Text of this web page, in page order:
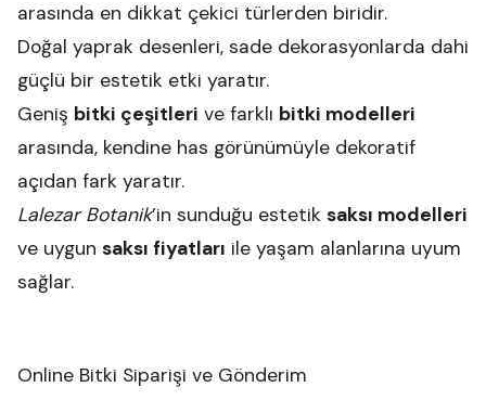
arasında en dikkat çekici türlerden biridir.
Doğal yaprak desenleri, sade dekorasyonlarda dahi
güçlü bir estetik etki yaratır.
Geniş bitki çeşitleri ve farklı bitki modelleri
arasında, kendine has görünümüyle dekoratif
açıdan fark yaratır.
Lalezar Botanik’in sunduğu estetik saksı modelleri
ve uygun saksı fiyatları ile yaşam alanlarına uyum
sağlar.
Online Bitki Siparişi ve Gönderim